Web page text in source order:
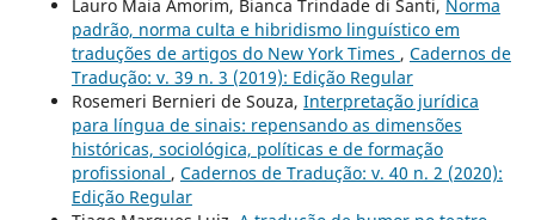
Lauro Maia Amorim, Bianca Trindade di Santi, Norma
padrão, norma culta e hibridismo linguístico em
traduções de artigos do New York Times , Cadernos de
Tradução: v. 39 n. 3 (2019): Edição Regular
Rosemeri Bernieri de Souza, Interpretação jurídica
para língua de sinais: repensando as dimensões
históricas, sociológica, políticas e de formação
profissional , Cadernos de Tradução: v. 40 n. 2 (2020):
Edição Regular